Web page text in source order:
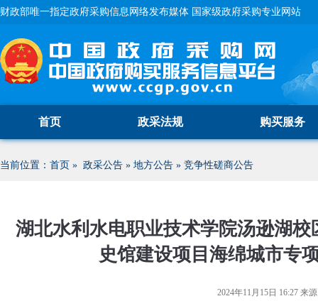
财政部唯一指定政府采购信息网络发布媒体 国家级政府采购专业网站
首页 政采法规 购买服务
当前位置： 首页 » 政采公告 » 地方公告 » 竞争性磋商公告
湖北水利水电职业技术学院汤逊湖
史馆建设项目海绵城市专
2024年11月15日 16:27 来